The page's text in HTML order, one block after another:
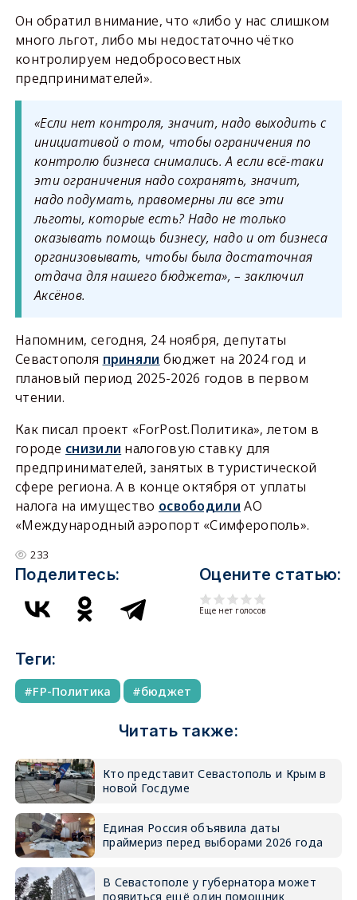
Он обратил внимание, что «либо у нас слишком
много льгот, либо мы недостаточно чётко
контролируем недобросовестных
предпринимателей».
«Если нет контроля, значит, надо выходить с
инициативой о том, чтобы ограничения по
контролю бизнеса снимались. А если всё-таки
эти ограничения надо сохранять, значит,
надо подумать, правомерны ли все эти
льготы, которые есть? Надо не только
оказывать помощь бизнесу, надо и от бизнеса
организовывать, чтобы была достаточная
отдача для нашего бюджета», – заключил
Аксёнов.
Напомним, сегодня, 24 ноября, депутаты
Севастополя приняли бюджет на 2024 год и
плановый период 2025-2026 годов в первом
чтении.
Как писал проект «ForPost.Политика», летом в
городе снизили налоговую ставку для
предпринимателей, занятых в туристической
сфере региона. А в конце октября от уплаты
налога на имущество освободили АО
«Международный аэропорт «Симферополь».
233
Поделитесь: Оцените статью:
Еще нет голосов
Теги:
FP-Политика бюджет
Читать также:
Кто представит Севастополь и Крым в
новой Госдуме
Единая Россия объявила даты
праймериз перед выборами 2026 года
В Севастополе у губернатора может
появиться ещё один помощник